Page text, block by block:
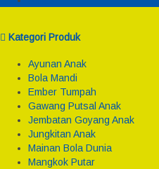
Kategori Produk
Ayunan Anak
Bola Mandi
Ember Tumpah
Gawang Putsal Anak
Jembatan Goyang Anak
Jungkitan Anak
Mainan Bola Dunia
Mangkok Putar